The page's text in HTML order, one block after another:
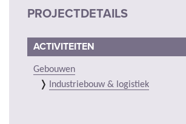
PROJECTDETAILS
ACTIVITEITEN
Gebouwen
Industriebouw & logistiek